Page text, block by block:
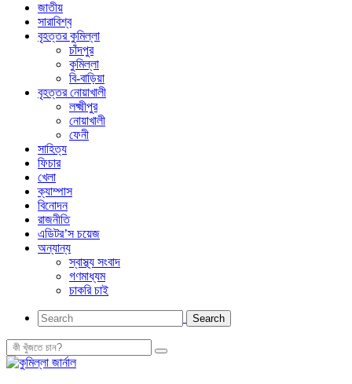
জাতীয়
সারাবিশ্ব
বৃহত্তর কুমিল্লা
চাঁদপুর
কুমিল্লা
বি-বাড়িয়া
বৃহত্তর নোয়াখালী
লক্ষ্মীপুর
নোয়াখালী
ফেনী
সাহিত্য
ফিচার
খেলা
ক্যাম্পাস
বিনোদন
রাজনীতি
এডিটর’স চয়েজ
অন্যান্য
স্বাস্থ্য সংবাদ
গণমাধ্যম
চাকরি চাই